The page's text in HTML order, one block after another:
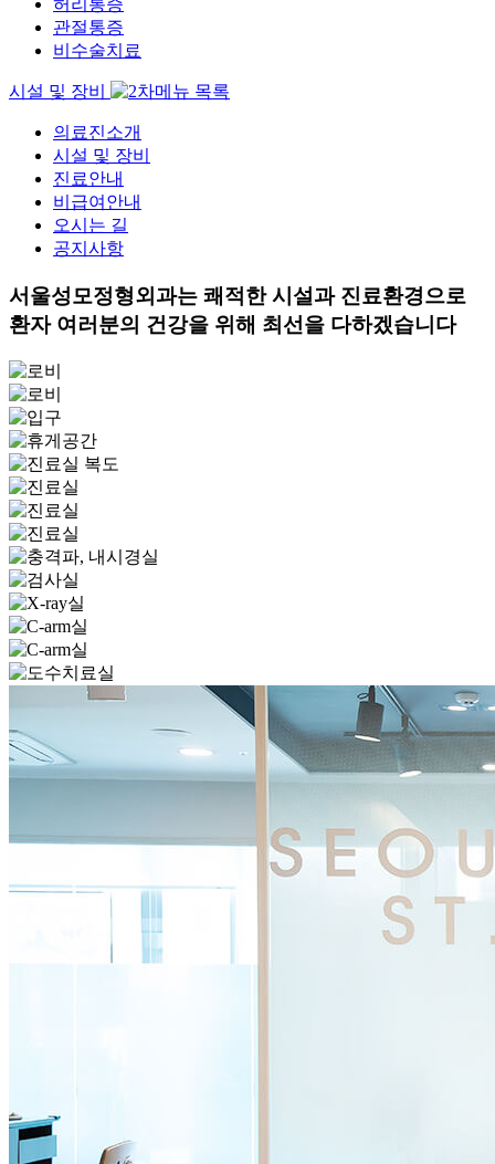
허리통증
관절통증
비수술치료
시설 및 장비
의료진소개
시설 및 장비
진료안내
비급여안내
오시는 길
공지사항
서울성모정형외과는 쾌적한 시설과 진료환경으로
환자 여러분의 건강을 위해 최선을 다하겠습니다